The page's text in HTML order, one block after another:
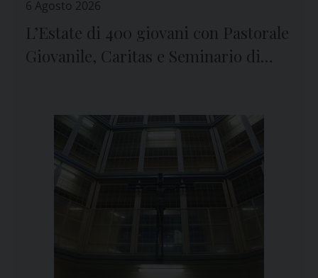
6 Agosto 2026
L’Estate di 400 giovani con Pastorale
Giovanile, Caritas e Seminario di